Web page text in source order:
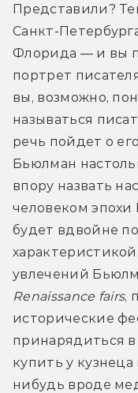
Представили?
Санкт-
Флорида — и вы
портрет
вы, возможно,
называться
речь пойдет о
Бьюлман
впору назвать
человеком эпохи
будет вдвойне
Renaissance fairs,
исторические
принарядиться
купить у
нибудь вроде